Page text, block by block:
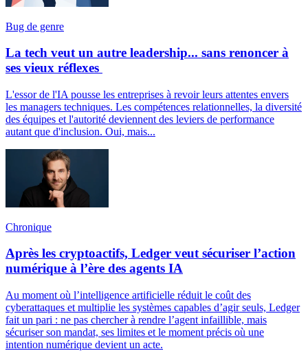
Bug de genre
La tech veut un autre leadership... sans renoncer à
ses vieux réflexes
L'essor de l'IA pousse les entreprises à revoir leurs attentes envers
les managers techniques. Les compétences relationnelles, la diversité
des équipes et l'autorité deviennent des leviers de performance
autant que d'inclusion. Oui, mais...
Chronique
Après les cryptoactifs, Ledger veut sécuriser l’action
numérique à l’ère des agents IA
Au moment où l’intelligence artificielle réduit le coût des
cyberattaques et multiplie les systèmes capables d’agir seuls, Ledger
fait un pari : ne pas chercher à rendre l’agent infaillible, mais
sécuriser son mandat, ses limites et le moment précis où une
intention numérique devient un acte.